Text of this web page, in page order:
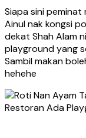
Siapa sini
Ainul nak kongsi
dekat Shah Alam
playground yang
Sambil makan
hehehe